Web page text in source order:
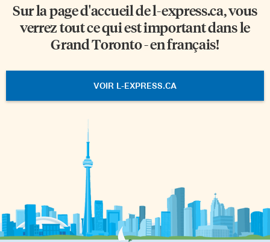
Sur la page d'accueil del-express.ca, vous
verrez tout ce qui est important dans le
Grand Toronto - en français!
VOIR L-EXPRESS.CA